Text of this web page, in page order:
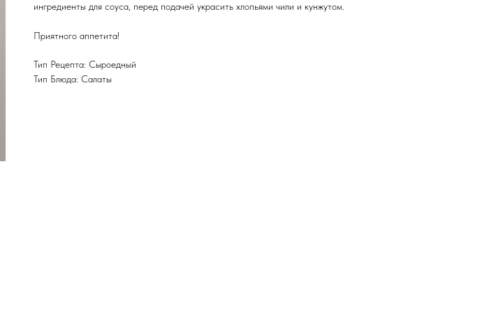
ингредиенты для соуса, перед подачей украсить хлопьями чили и кунжутом.
Приятного аппетита!
Тип Рецепта: Сыроедный
Тип Блюда: Салаты